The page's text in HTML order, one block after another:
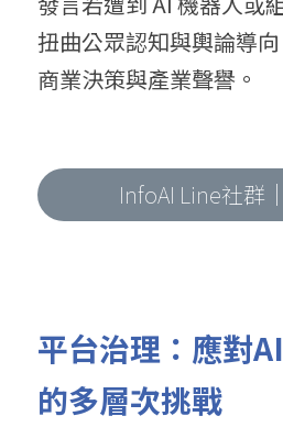
扭曲公眾認知與輿論導
商業決策與產業聲譽。
InfoAI Line社群
平台治理：應對
的多層次挑戰